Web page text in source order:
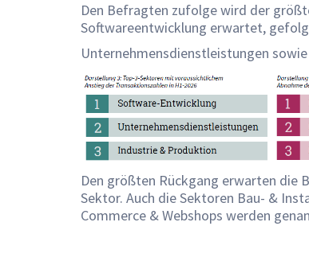
Den Befragten zufolge wird der
Softwareentwicklung erwartet,
Unternehmensdienstleistungen
Den größten Rückgang erwarten die
Sektor. Auch die Sektoren Bau- &
Commerce & Webshops werden